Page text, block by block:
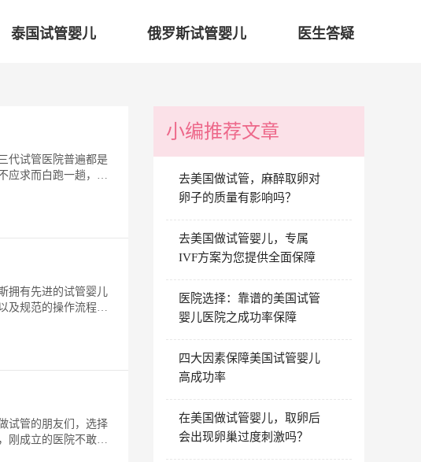
泰国试管婴儿 俄罗斯试管婴儿 医生答疑
代试管医院普遍都是
应求而白跑一趟，因
拥有先进的试管婴儿
及规范的操作流程，
试管的朋友们，选择
刚成立的医院不敢
小编推荐文章
去美国做试管，麻醉取卵对
卵子的质量有影响吗？
去美国做试管婴儿，专属
IVF方案为您提供全面保障
医院选择：靠谱的美国试管
婴儿医院之成功率保障
四大因素保障美国试管婴儿
高成功率
在美国做试管婴儿，取卵后
会出现卵巢过度刺激吗？